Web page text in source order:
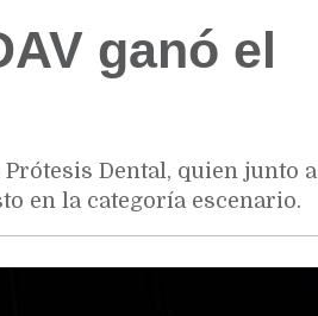
ganó el
Dental, quien junto a
en la categoría escenario.